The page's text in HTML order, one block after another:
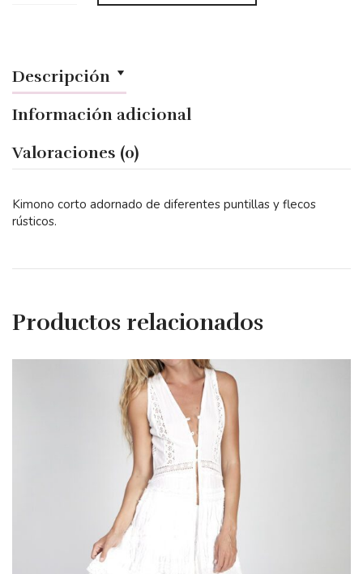
Descripción
Información adicional
Valoraciones (0)
Kimono corto adornado de diferentes puntillas y flecos
rústicos.
Productos relacionados